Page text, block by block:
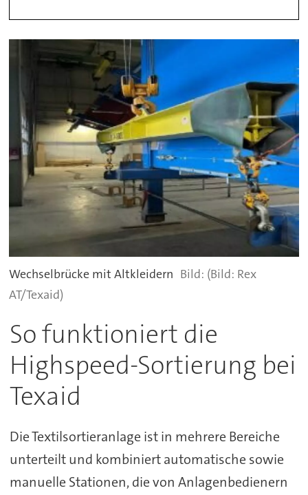
Wechselbrücke mit Altkleidern
(Bild: Rex
AT/Texaid)
So funktioniert die
Highspeed-Sortierung bei
Texaid
Die Textilsortieranlage ist in mehrere Bereiche
unterteilt und kombiniert automatische sowie
manuelle Stationen, die von Anlagenbedienern